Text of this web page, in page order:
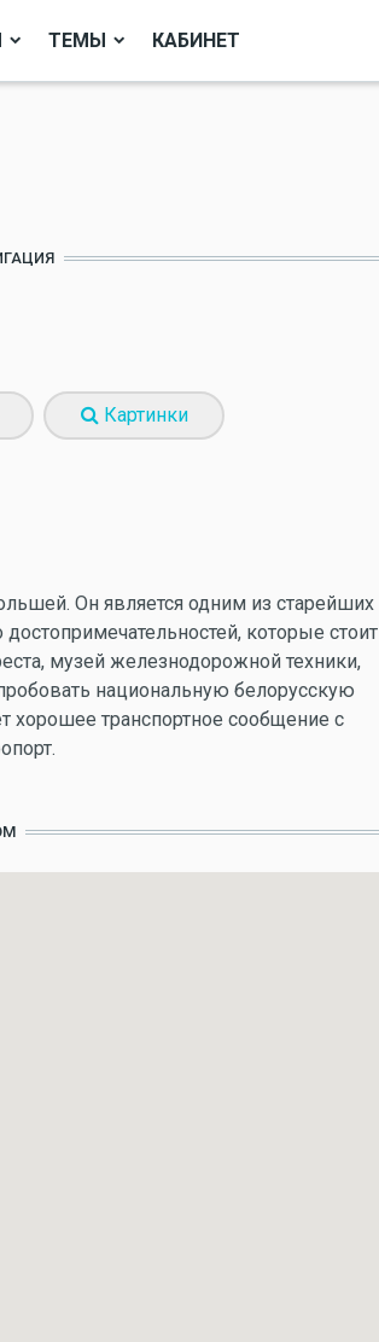
ТЕМЫ КАБИНЕТ
Картинки
Он является одним из старейших
которые стоит
музей железнодорожной техники,
национальную белорусскую
хорошее транспортное сообщение с